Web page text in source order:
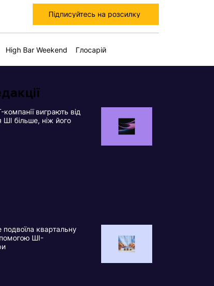
Підписуйтесь на розсилку
High Bar Weekend Глосарій
компанії виграють від
більше, ніж його
квартальну
ШІ-